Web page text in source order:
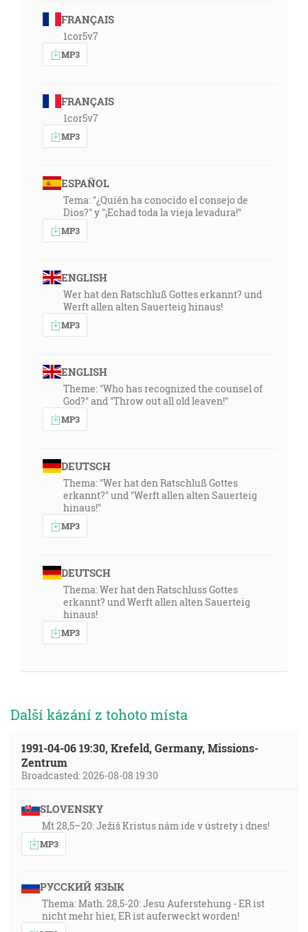
FRANÇAIS
1cor5v7
MP3
FRANÇAIS
1cor5v7
MP3
ESPAÑOL
Tema: "¿Quién ha conocido el consejo de
Dios?" y "¡Echad toda la vieja levadura!"
MP3
ENGLISH
Wer hat den Ratschluß Gottes erkannt? und
Werft allen alten Sauerteig hinaus!
MP3
ENGLISH
Theme: "Who has recognized the counsel of
God?" and "Throw out all old leaven!"
MP3
DEUTSCH
Thema: "Wer hat den Ratschluß Gottes
erkannt?" und "Werft allen alten Sauerteig
hinaus!"
MP3
DEUTSCH
Thema: Wer hat den Ratschluss Gottes
erkannt? und Werft allen alten Sauerteig
hinaus!
MP3
Další kázání z tohoto místa
1991-04-06 19:30, Krefeld, Germany, Missions-
Zentrum
Broadcasted: 2026-08-08 19:30
SLOVENSKY
Mt 28,5–20: Ježiš Kristus nám ide v ústrety i dnes!
MP3
РУССКИЙ ЯЗЫК
Thema: Math. 28,5-20: Jesu Auferstehung - ER ist
nicht mehr hier, ER ist auferweckt worden!